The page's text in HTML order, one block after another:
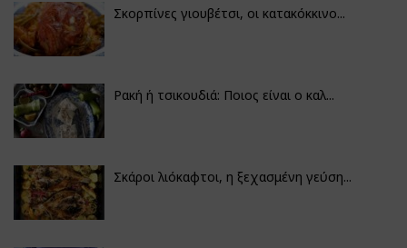
Σκορπίνες γιουβέτσι, οι κατακόκκινο...
Ρακή ή τσικουδιά: Ποιος είναι ο καλ...
Σκάροι λιόκαφτοι, η ξεχασμένη γεύση...